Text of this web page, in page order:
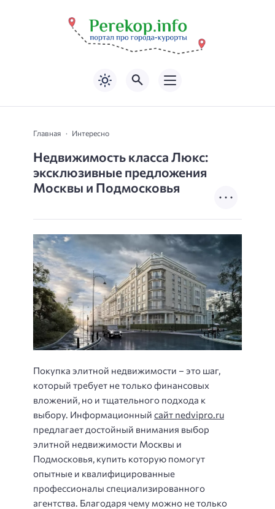
Главная Интересно
Недвижимость класса Люкс:
эксклюзивные предложения
Москвы и Подмосковья
Покупка элитной недвижимости – это шаг,
который требует не только финансовых
вложений, но и тщательного подхода к
выбору. Информационный сайт nedvipro.ru
предлагает достойный внимания выбор
элитной недвижимости Москвы и
Подмосковья, купить которую помогут
опытные и квалифицированные
профессионалы специализированного
агентства. Благодаря чему можно не только